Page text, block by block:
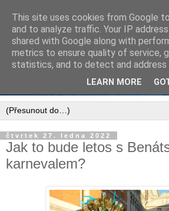
čtvrtek 27. ledna 2022
Jak to bude letos s
karnevalem?
This site uses cookies from Google
and to analyze traffic. Your IP
shared with Google along with
metrics to ensure quality of service,
statistics, and to detect and address
LEARN MORE